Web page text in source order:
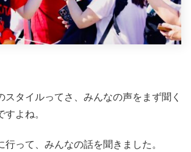
スタイルってさ、みんなの声をまず聞く
すよね。
行って、みんなの話を聞きました。